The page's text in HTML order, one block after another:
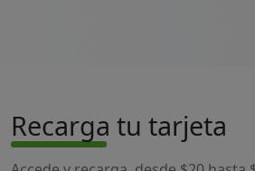
Recarga tu tarjeta